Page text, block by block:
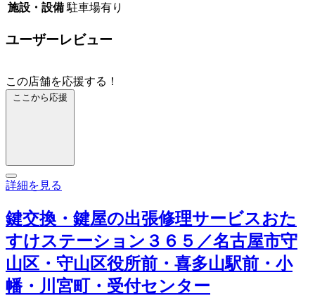
施設・設備 駐車場有り
ユーザーレビュー
この店舗を応援する！
ここから応援
詳細を見る
鍵交換・鍵屋の出張修理サービスおた
すけステーション３６５／名古屋市守
山区・守山区役所前・喜多山駅前・小
幡・川宮町・受付センター